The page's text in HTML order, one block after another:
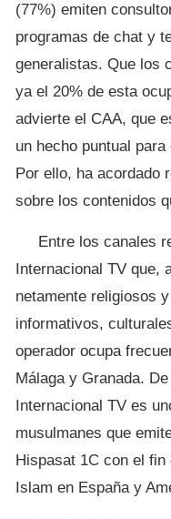
(77%) emiten
programas de chat y
generalistas. Que los
ya el 20% de esta
advierte el CAA, que
un hecho puntual
Por ello, ha acordado
sobre los contenidos
Entre los canales
Internacional TV que,
netamente religiosos
informativos,
operador ocupa
Málaga y Granada.
Internacional TV es
musulmanes que
Hispasat 1C con el
Islam en España y